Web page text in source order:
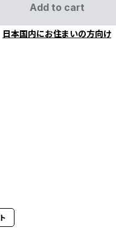
Add to cart
日本国内にお住まいの方向け